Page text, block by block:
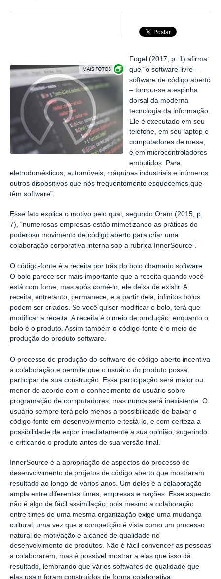
Exibir carrossel de imagens
Fogel (2017, p. 1) afirma
que “o software livre –
software de código aberto
– tornou-se a espinha
dorsal da moderna
tecnologia da informação.
Ele é executado em seu
telefone, em seu laptop e
computadores de mesa,
e em microcontroladores
embutidos. Para
eletrodomésticos, automóveis, máquinas industriais e inúmeros
outros dispositivos que nós frequentemente esquecemos que
têm software”.
Esse fato explica o motivo pelo qual, segundo Oram (2015, p.
7), “numerosas empresas estão mimetizando as práticas do
poderoso movimento de código aberto para criar uma
colaboração corporativa interna sob a rubrica InnerSource”.
O código-fonte é a receita por trás do bolo chamado software.
O bolo parece ser mais importante que a receita quando você
está com fome, mas após comê-lo, ele deixa de existir. A
receita, entretanto, permanece, e a partir dela, infinitos bolos
podem ser criados. Se você quiser modificar o bolo, terá que
modificar a receita. A receita é o meio de produção, enquanto o
bolo é o produto. Assim também o código-fonte é o meio de
produção do produto software.
O processo de produção do software de código aberto incentiva
a colaboração e permite que o usuário do produto possa
participar de sua construção. Essa participação será maior ou
menor de acordo com o conhecimento do usuário sobre
programação de computadores, mas nunca será inexistente. O
usuário sempre terá pelo menos a possibilidade de baixar o
código-fonte em desenvolvimento e testá-lo, e com certeza a
possibilidade de expor imediatamente a sua opinião, sugerindo
e criticando o produto antes de sua versão final.
InnerSource é a apropriação de aspectos do processo de
desenvolvimento de projetos de código aberto que mostraram
resultado ao longo de vários anos. Um deles é a colaboração
ampla entre diferentes times, empresas e nações. Esse aspecto
não é algo de fácil assimilação, pois mesmo a colaboração
entre times de uma mesma organização exige uma mudança
cultural, uma vez que a competição é vista como um processo
natural de motivação e alcance de qualidade no
desenvolvimento de produtos. Não é fácil convencer as pessoas
a colaborarem, mas é possível mostrar a elas que isso dá
resultado, lembrando que vários softwares de qualidade que
elas usam foram construídos de forma colaborativa.